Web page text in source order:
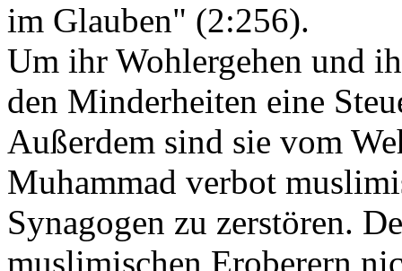
im Glauben" (2:256).
Um ihr Wohlergehen und
den Minderheiten eine
Außerdem sind sie vom
Muhammad verbot
Synagogen zu zerstören.
muslimischen Eroberern